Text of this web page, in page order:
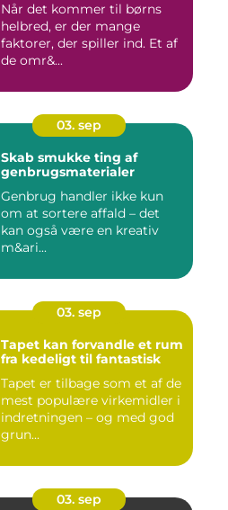
Når det kommer til børns
helbred, er der mange
faktorer, der spiller ind. Et af
de omr&...
03. sep
Skab smukke ting af
genbrugsmaterialer
Genbrug handler ikke kun
om at sortere affald – det
kan også være en kreativ
m&ari...
03. sep
Tapet kan forvandle et rum
fra kedeligt til fantastisk
Tapet er tilbage som et af de
mest populære virkemidler i
indretningen – og med god
grun...
03. sep